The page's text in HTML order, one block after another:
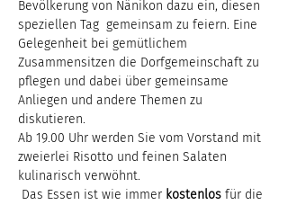
Bevölkerung von Nänikon dazu ein, diesen
speziellen Tag  gemeinsam zu feiern. Eine
Gelegenheit bei gemütlichem
Zusammensitzen die Dorfgemeinschaft zu
pflegen und dabei über gemeinsame
Anliegen und andere Themen zu
diskutieren.
Ab 19.00 Uhr werden Sie vom Vorstand mit
zweierlei Risotto und feinen Salaten
kulinarisch verwöhnt.
Das Essen ist wie immer kostenlos für die